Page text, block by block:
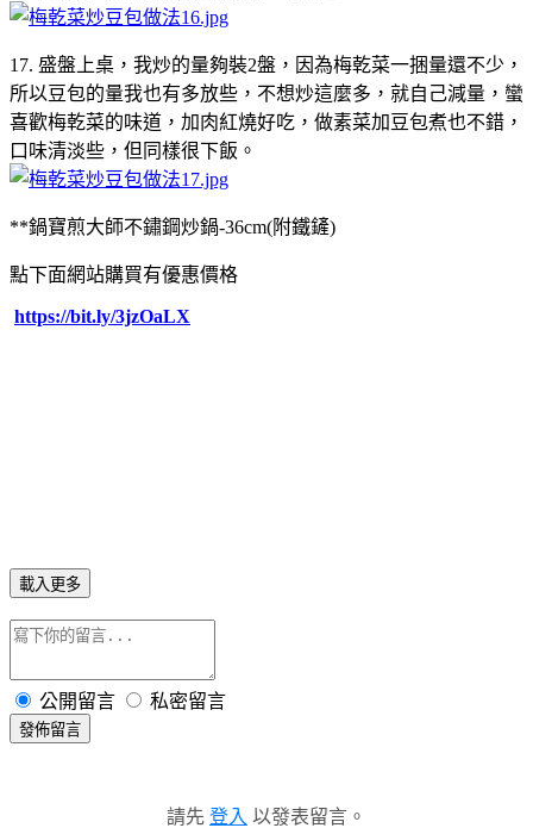
17. 盛盤上桌，我炒的量夠裝2盤，因為梅乾菜一捆量還不少，
所以豆包的量我也有多放些，不想炒這麼多，就自己減量，蠻
喜歡梅乾菜的味道，加肉紅燒好吃，做素菜加豆包煮也不錯，
口味清淡些，但同樣很下飯。
**鍋寶煎大師不鏽鋼炒鍋-36cm(附鐵鏟)
點下面網站購買有優惠價格
https://bit.ly/3jzOaLX
載入更多
公開留言 私密留言
發佈留言
請先 登入 以發表留言。